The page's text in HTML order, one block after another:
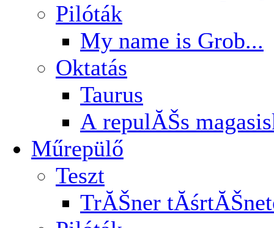
Pilóták
My name is Grob...
Oktatás
Taurus
A repulĂŠs
Műrepülő
Teszt
TrĂŠner